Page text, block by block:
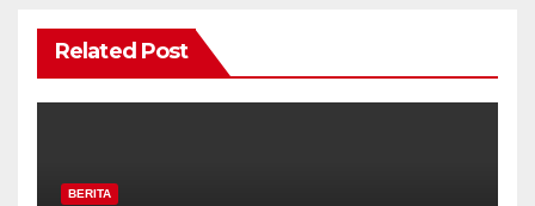
Related Post
BERITA